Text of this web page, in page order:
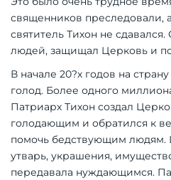
священников преследовали,
святитель Тихон не
людей, защищал Церковь и
В начале 20?х годов на
голод. Более одного
Патриарх Тихон создал
голодающим и обратился к
помочь бедствующим людям.
утварь, украшения,
передавала нуждающимся.